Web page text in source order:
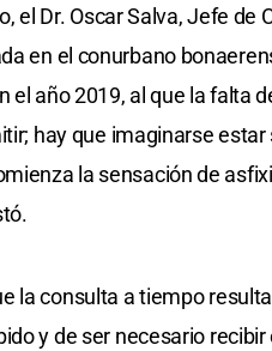
el Dr. Oscar Salva, Jefe de
en el conurbano
año 2019, al que la falta
hay que imaginarse
la sensación de
la consulta a tiempo
y de ser necesario